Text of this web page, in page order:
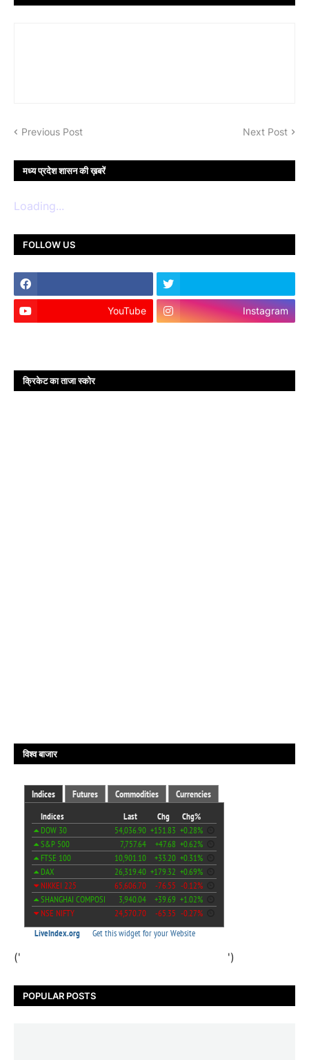
Previous Post Next Post
मध्य प्रदेश शासन की ख़बरें
Loading...
FOLLOW US
YouTube Instagram
क्रिकेट का ताजा स्कोर
विश्व बाजार
(' ')
POPULAR POSTS